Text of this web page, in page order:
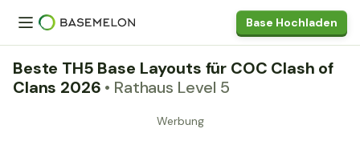
Base Hochladen
Beste TH5 Base Layouts für COC Clash of
Clans 2026 • Rathaus Level 5
Werbung